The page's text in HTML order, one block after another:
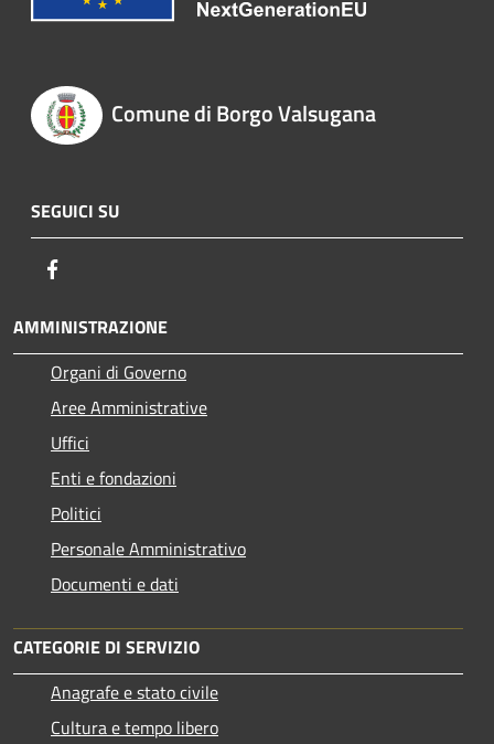
Comune di Borgo Valsugana
SEGUICI SU
AMMINISTRAZIONE
Organi di Governo
Aree Amministrative
Uffici
Enti e fondazioni
Politici
Personale Amministrativo
Documenti e dati
CATEGORIE DI SERVIZIO
Anagrafe e stato civile
Cultura e tempo libero